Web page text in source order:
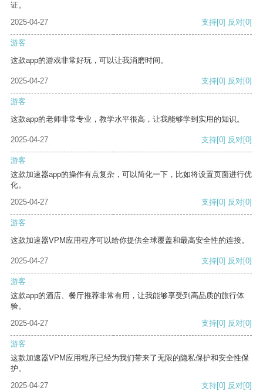
证。
2025-04-27
支持[0] 反对[0]
游客
这款app的游戏非常好玩，可以让我消磨时间。
2025-04-27 支持[0] 反对[0]
游客
这款app的老师非常专业，教学水平很高，让我能够学到实用的知识。
2025-04-27 支持[0] 反对[0]
游客
这款加速器app的操作有点复杂，可以简化一下，比如将设置页面进行优
化。
2025-04-27
支持[0] 反对[0]
游客
这款加速器VPM应用程序可以给你提供全球覆盖和最高安全性的连接。
2025-04-27 支持[0] 反对[0]
游客
这款app的酒店、餐厅推荐非常有用，让我能够享受到高品质的旅行体
验。
2025-04-27
支持[0] 反对[0]
游客
这款加速器VPM应用程序已经为我们带来了无限的隐私保护和安全性保
护。
2025-04-27
支持[0] 反对[0]